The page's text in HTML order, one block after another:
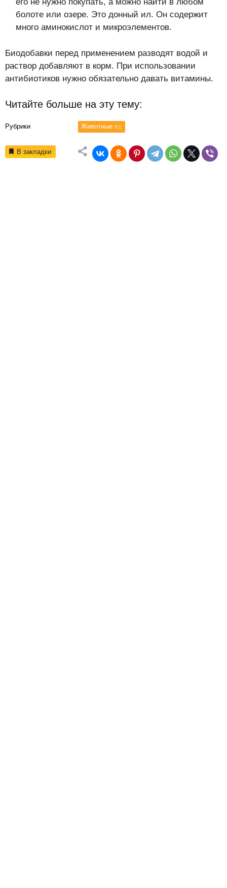
болоте или озере. Это донный ил. Он содержит
много аминокислот и микроэлементов.
Биодобавки перед применением разводят водой и
раствор добавляют в корм. При использовании
антибиотиков нужно обязательно давать витамины.
Читайте больше на эту тему:
Рубрики Животные 631
В закладки